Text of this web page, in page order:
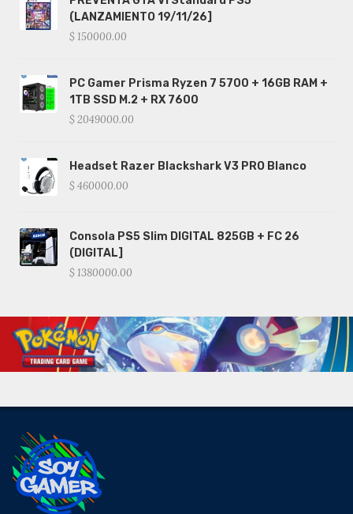
(LANZAMIENTO 19/11/26]
$ 150000.00
PC Gamer Prisma Ryzen 7 5700 + 16GB RAM +
1TB SSD M.2 + RX 7600
$ 2049000.00
Headset Razer Blackshark V3 PRO Blanco
$ 460000.00
Consola PS5 Slim DIGITAL 825GB + FC 26
(DIGITAL]
$ 1380000.00